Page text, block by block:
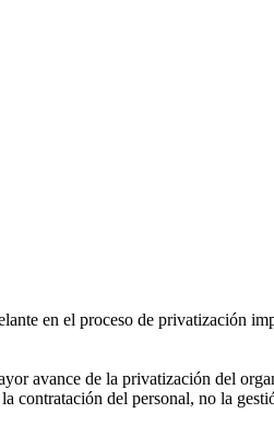
en el proceso de privatización
avance de la privatización del
contratación del personal, no la